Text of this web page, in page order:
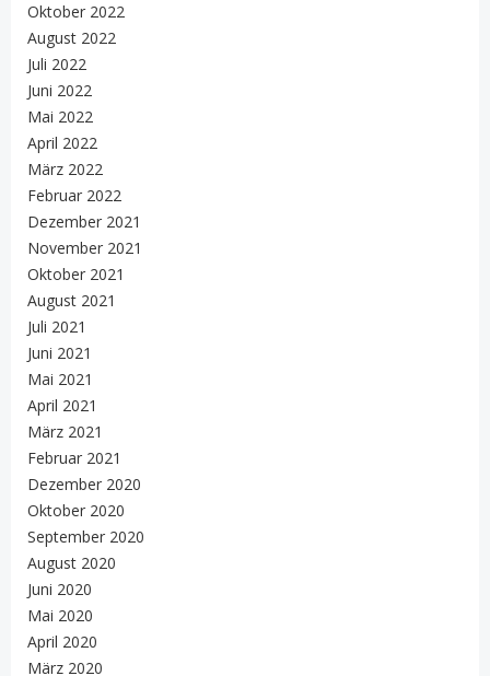
Oktober 2022
August 2022
Juli 2022
Juni 2022
Mai 2022
April 2022
März 2022
Februar 2022
Dezember 2021
November 2021
Oktober 2021
August 2021
Juli 2021
Juni 2021
Mai 2021
April 2021
März 2021
Februar 2021
Dezember 2020
Oktober 2020
September 2020
August 2020
Juni 2020
Mai 2020
April 2020
März 2020